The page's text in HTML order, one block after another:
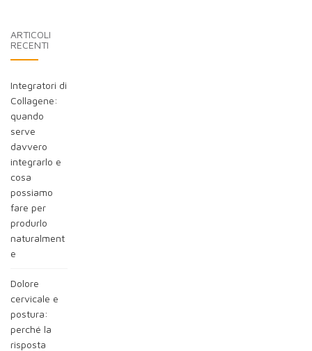
ARTICOLI
RECENTI
Integratori di
Collagene:
quando
serve
davvero
integrarlo e
cosa
possiamo
fare per
produrlo
naturalment
e
Dolore
cervicale e
postura:
perché la
risposta